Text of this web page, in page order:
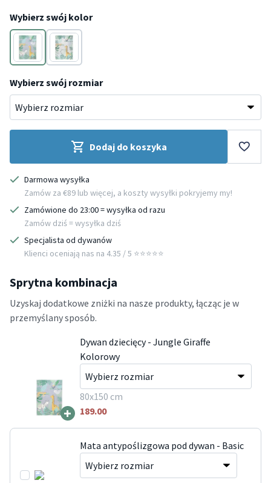
Wybierz swój kolor
WielokolorowyWielokolorowy
Wybierz swój rozmiar
Dodaj do koszyka
Darmowa wysyłka
Zamów za €89 lub więcej, a koszty wysyłki pokryjemy my!
Zamówione do 23:00 = wysyłka od razu
Zamów dziś = wysyłka dziś
Specjalista od dywanów
Klienci oceniają nas na 4.35 / 5 ⭐️⭐️⭐️⭐️⭐️
Sprytna kombinacja
Uzyskaj dodatkowe zniżki na nasze produkty, łącząc je w
przemyślany sposób.
+
Dywan dziecięcy - Jungle Giraffe
Kolorowy
80x150 cm
189.00
Mata antypoślizgowa pod dywan - Basic